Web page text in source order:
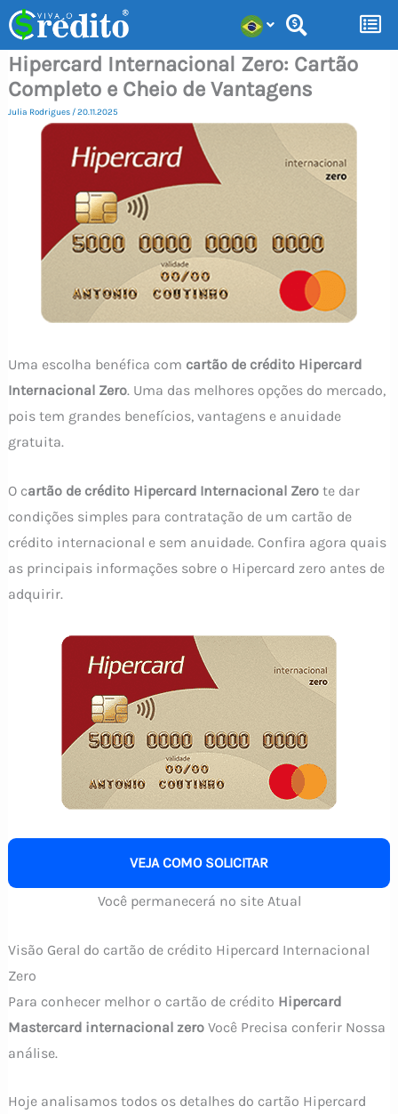
para
conteúdo
Hipercard Internacional Zero: Cartão
Completo e Cheio de Vantagens
Julia Rodrigues /20.11.2025
Uma escolha benéfica com cartão de crédito Hipercard
Internacional Zero. Uma das melhores opções do mercado,
pois tem grandes benefícios, vantagens e anuidade
gratuita.
O cartão de crédito Hipercard Internacional Zerote dar
condições simples para contratação de um cartão de
crédito internacional e sem anuidade. Confira agora quais
as principais informações sobre o Hipercard zero antes de
adquirir.
VEJA COMO SOLICITAR
Você permanecerá no site Atual
Visão Geral do cartão de crédito Hipercard Internacional
Zero
Para conhecer melhor o cartão de crédito Hipercard
Mastercard internacional zero Você Precisa conferir Nossa
análise.
Hoje analisamos todos os detalhes do cartão Hipercard